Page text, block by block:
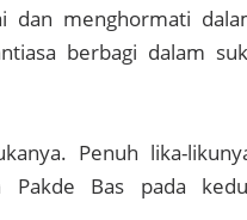
dan menghormati
berbagi dalam
Penuh lika-
Pakde Bas pada